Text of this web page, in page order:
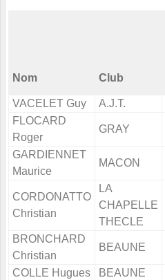
Nom Club
VACELET Guy
A.J.T.
FLOCARD
Roger
GRAY
GARDIENNET
Maurice
MACON
CORDONATTO
Christian
LA
CHAPELLE
THECLE
BRONCHARD
Christian
BEAUNE
COLLE Hugues BEAUNE